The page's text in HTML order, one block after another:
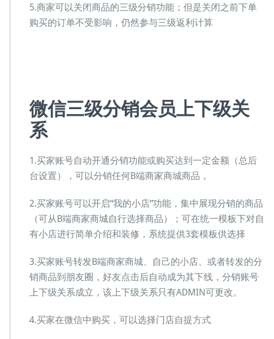
5.商家可以关闭商品的三级分销功能；但是关闭之前下单
购买的订单不受影响，仍然参与三级返利计算
微信三级分销会员上下级关
系
1.买家账号自动开通分销功能或购买达到一定金额（总后
台设置），可以分销任何B端商家商城商品，
2.买家账号可以开启“我的小店”功能，集中展现分销的商品
（可从B端商家商城自行选择商品）；可在统一模板下对自
有小店进行简单介绍和装修，系统提供3套模板供选择
3.买家账号转发B端商家商城、自己的小店、或者转发的分
销商品到朋友圈，好友点击后自动成为其下线，分销账号
上下级关系成立，该上下级关系只有ADMIN可更改。
4.买家在微信中购买，可以选择门店自提方式